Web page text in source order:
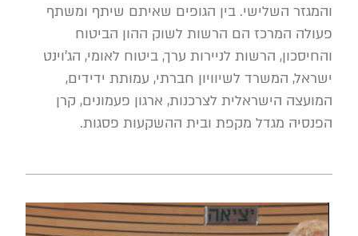
והמגזר השלישי. בין הגופים שאיתם שיתף ומשתף
פעולה המרכז הם הרשות לשוק ההון הביטוח
והחיסכון, הרשות לניירות ערך, ביטוח לאומי, הג'וינט
ישראל, המשרד לשיוויון חברתי, עמותת ידידים,
המועצה הישראלית לצרכנות, ארגון פעמונים, קרן
הפנסיה מגדל מקפת ובית ההשקעות פסגות.